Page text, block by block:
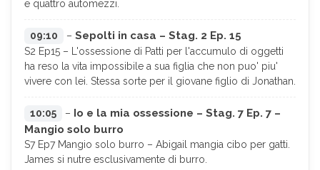
e quattro automezzi.
09:10 – Sepolti in casa – Stag. 2 Ep. 15
S2 Ep15 – L'ossessione di Patti per l'accumulo di oggetti
ha reso la vita impossibile a sua figlia che non puo' piu'
vivere con lei. Stessa sorte per il giovane figlio di Jonathan.
10:05 – Io e la mia ossessione – Stag. 7 Ep. 7 –
Mangio solo burro
S7 Ep7 Mangio solo burro – Abigail mangia cibo per gatti.
James si nutre esclusivamente di burro.